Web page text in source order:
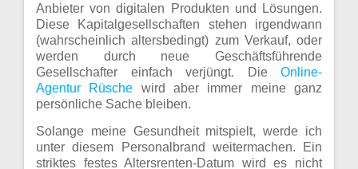
Anbieter von digitalen Produkten und Lösungen.
Diese Kapitalgesellschaften stehen irgendwann
(wahrscheinlich altersbedingt) zum Verkauf, oder
werden durch neue Geschäftsführende
Gesellschafter einfach verjüngt. Die Online-
Agentur Rüsche wird aber immer meine ganz
persönliche Sache bleiben.
Solange meine Gesundheit mitspielt, werde ich
unter diesem Personalbrand weitermachen. Ein
striktes festes Altersrenten-Datum wird es nicht